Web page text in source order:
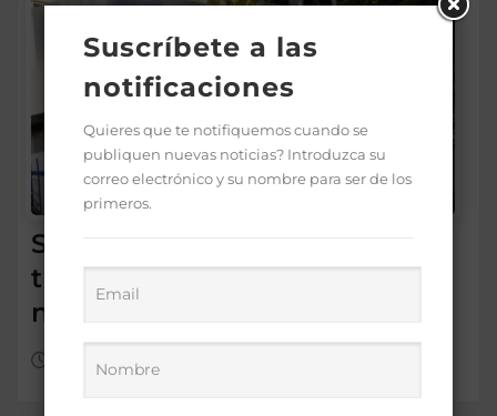
SNS: hospitales operan con
tres turnos de cuatro horas,
no con tanda extendida
Ago 6, 2026
Suscríbete a las
notificaciones
Quieres que te notifiquemos cuando se
publiquen nuevas noticias? Introduzca su
correo electrónico y su nombre para ser de los
primeros.